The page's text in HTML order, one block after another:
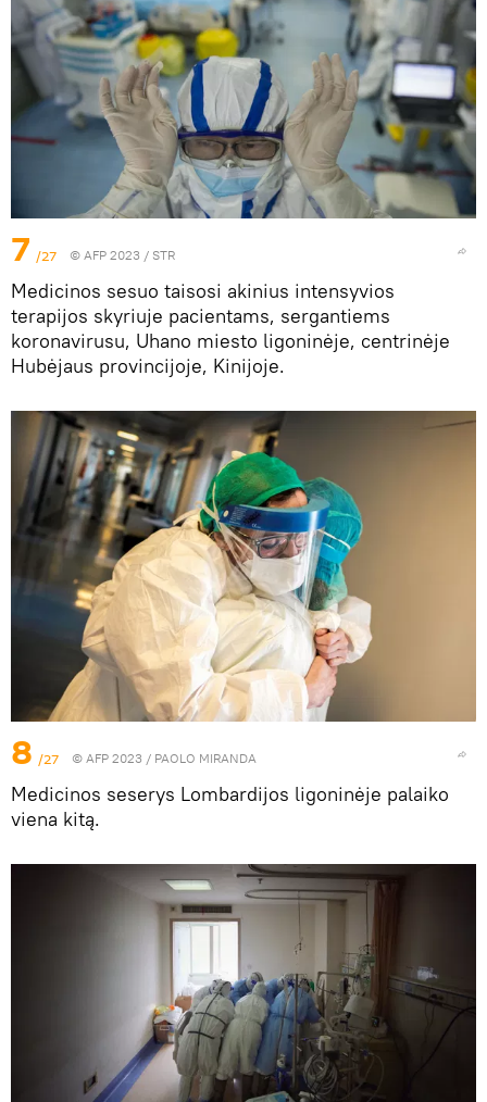
7 /27 © AFP 2023 / STR
Medicinos sesuo taisosi akinius intensyvios
terapijos skyriuje pacientams, sergantiems
koronavirusu, Uhano miesto ligoninėje, centrinėje
Hubėjaus provincijoje, Kinijoje.
8 /27 © AFP 2023 / PAOLO MIRANDA
Medicinos seserys Lombardijos ligoninėje palaiko
viena kitą.